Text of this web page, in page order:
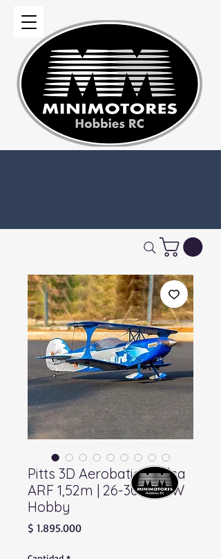
Pitts 3D Aerobatic | Balsa
ARF 1,52m | 26-30cc | DW
Hobby
$ 1.895.000Precio